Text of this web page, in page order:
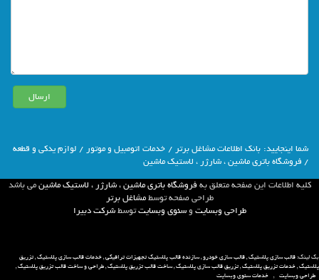
شما اينجاييد: بانك اطلاعات مشاغل برتر / خدمات اتومبیل و موتور / لوازم یدکی و قطعه
/ فروشگاه باتری ماشین ، شارژر ، لاستیک ماشین
كليه اطلاعات اين صفحه متعلق به فروشگاه باتری ماشین ، شارژر ، لاستیک ماشینمي باشد
طراحي صفحه توسطمشاغل برتر
طراحی وبسایت وسئوی وبسایتتوسطشركت دبيرا
بک لینک:قالب سازی پلاستیک,قالب سازی خودرو,سازنده قالب پلاستیک تجهیزات ترافیکی,خدمات قالب سازی پلاستیک,تزریق
پلاستیک,خدمات تزریق پلاستیک,تزریق قالب سازی پلاستیک,ساخت قالب تزریق پلاستیک,طراحی و ساخت قالب تزریق پلاستیک,
طراحی وبسایت , خدمات سئوی وبسایت